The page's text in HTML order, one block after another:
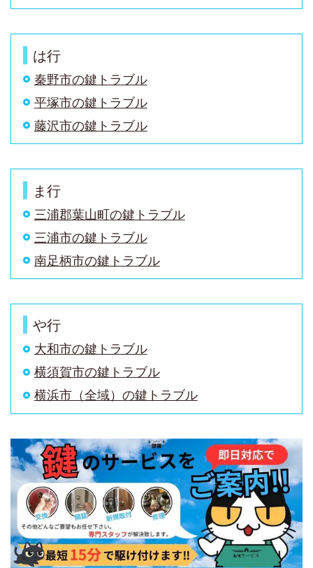
は行
秦野市の鍵トラブル
平塚市の鍵トラブル
藤沢市の鍵トラブル
ま行
三浦郡葉山町の鍵トラブル
三浦市の鍵トラブル
南足柄市の鍵トラブル
や行
大和市の鍵トラブル
横須賀市の鍵トラブル
横浜市（全域） の鍵トラブル